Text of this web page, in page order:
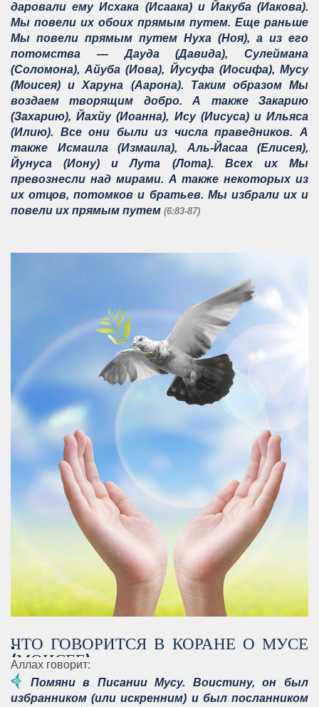
даровали ему Исхака (Исаака) и Йакуба (Иакова).
Мы повели их обоих прямым путем. Еще раньше
Мы повели прямым путем Нуха (Ноя), а из его
потомства — Дауда (Давида), Сулеймана
(Соломона), Айуба (Иова), Йусуфа (Иосифа), Мусу
(Моисея) и Харуна (Аарона). Таким образом Мы
воздаем творящим добро. А также Закарию
(Захарию), Йахйу (Иоанна), Ису (Иисуса) и Ильяса
(Илию). Все они были из числа праведников. А
также Исмаила (Измаила), Аль-Йacaa (Елисея),
Йунуса (Иону) и Лута (Лота). Всех их Мы
превознесли над мирами. А также некоторых из
их отцов, потомков и братьев. Мы избрали их и
повели их прямым путем (6:83-87)
ЧТО ГОВОРИТСЯ В КОРАНЕ О МУСЕ
(МОИСЕЕ)
.
Аллах говорит:
Помяни в Писании Мусу. Воистину, он был
избранником (или искренним) и был посланником